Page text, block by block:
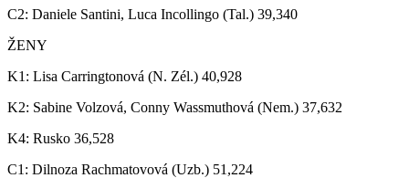
C2: Daniele Santini, Luca Incollingo (Tal.) 39,340
ŽENY
K1: Lisa Carringtonová (N. Zél.) 40,928
K2: Sabine Volzová, Conny Wassmuthová (Nem.) 37,632
K4: Rusko 36,528
C1: Dilnoza Rachmatovová (Uzb.) 51,224